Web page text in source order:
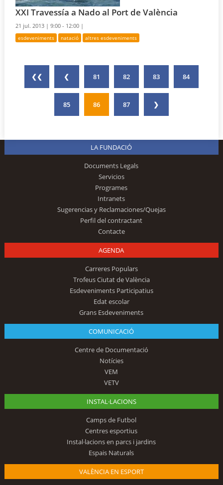
XXI Travessía a Nado al Port de València
21 jul. 2013 |9:00 - 12:00 |
esdeveniments natació altres esdeveniments
❮❮ ❮ 81 82 83 84
85 86 87 ❯
LA FUNDACIÓ
Documents Legals
Servicios
Programes
Intranets
Sugerencias y Reclamaciones/Quejas
Perfil del contractant
Contacte
AGENDA
Carreres Populars
Trofeus Ciutat de València
Esdeveniments Participatius
Edat escolar
Grans Esdeveniments
COMUNICACIÓ
Centre de Documentació
Notícies
VEM
VETV
INSTAL·LACIONS
Camps de Futbol
Centres esportius
Instal·lacions en parcs i jardins
Espais Naturals
VALÈNCIA EN ESPORT